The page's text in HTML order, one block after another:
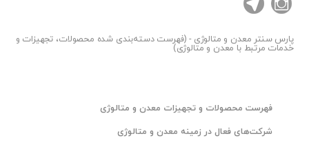
پارس سنتر معدن و متالوژی - (فهرست دسته‌بندی شده محصولات، تجهیزات و
خدمات مرتبط با معدن و متالوژی)
فهرست محصولات و تجهیزات معدن و متالوژی
شرکت‌های فعال در زمینه معدن و متالوژی